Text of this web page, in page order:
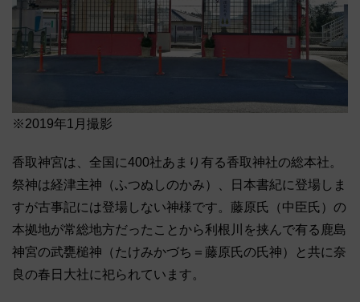
※2019年1月撮影
香取神宮は、全国に400社あまり有る香取神社の総本社。
祭神は経津主神（ふつぬしのかみ）、日本書紀に登場しま
すが古事記には登場しない神様です。藤原氏（中臣氏）の
本拠地が常総地方だったことから利根川を挟んで有る鹿島
神宮の武甕槌神（たけみかづち＝藤原氏の氏神）と共に奈
良の春日大社に祀られています。